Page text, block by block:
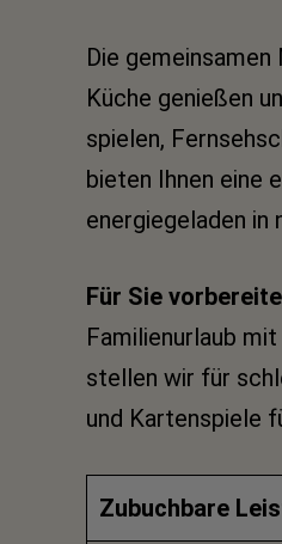
Die
Küche genießen
spielen,
bieten Ihnen eine
energiegeladen in
Für Sie
Familienurlaub
stellen wir für
und Kartenspiele
Zubuchbare